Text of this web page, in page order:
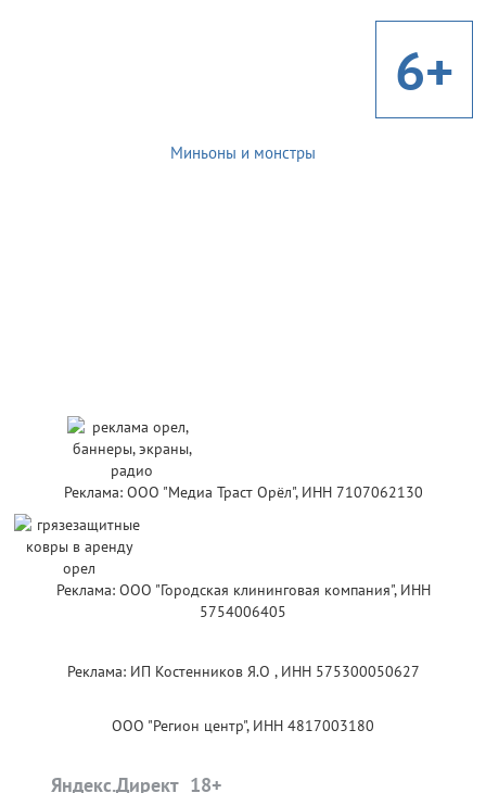
6+
Миньоны и монстры
Реклама: ООО "Медиа Траст Орёл", ИНН 7107062130
Реклама: ООО "Городская клининговая компания", ИНН
5754006405
Реклама: ИП Костенников Я.О , ИНН 575300050627
ООО "Регион центр", ИНН 4817003180
Яндекс.Директ